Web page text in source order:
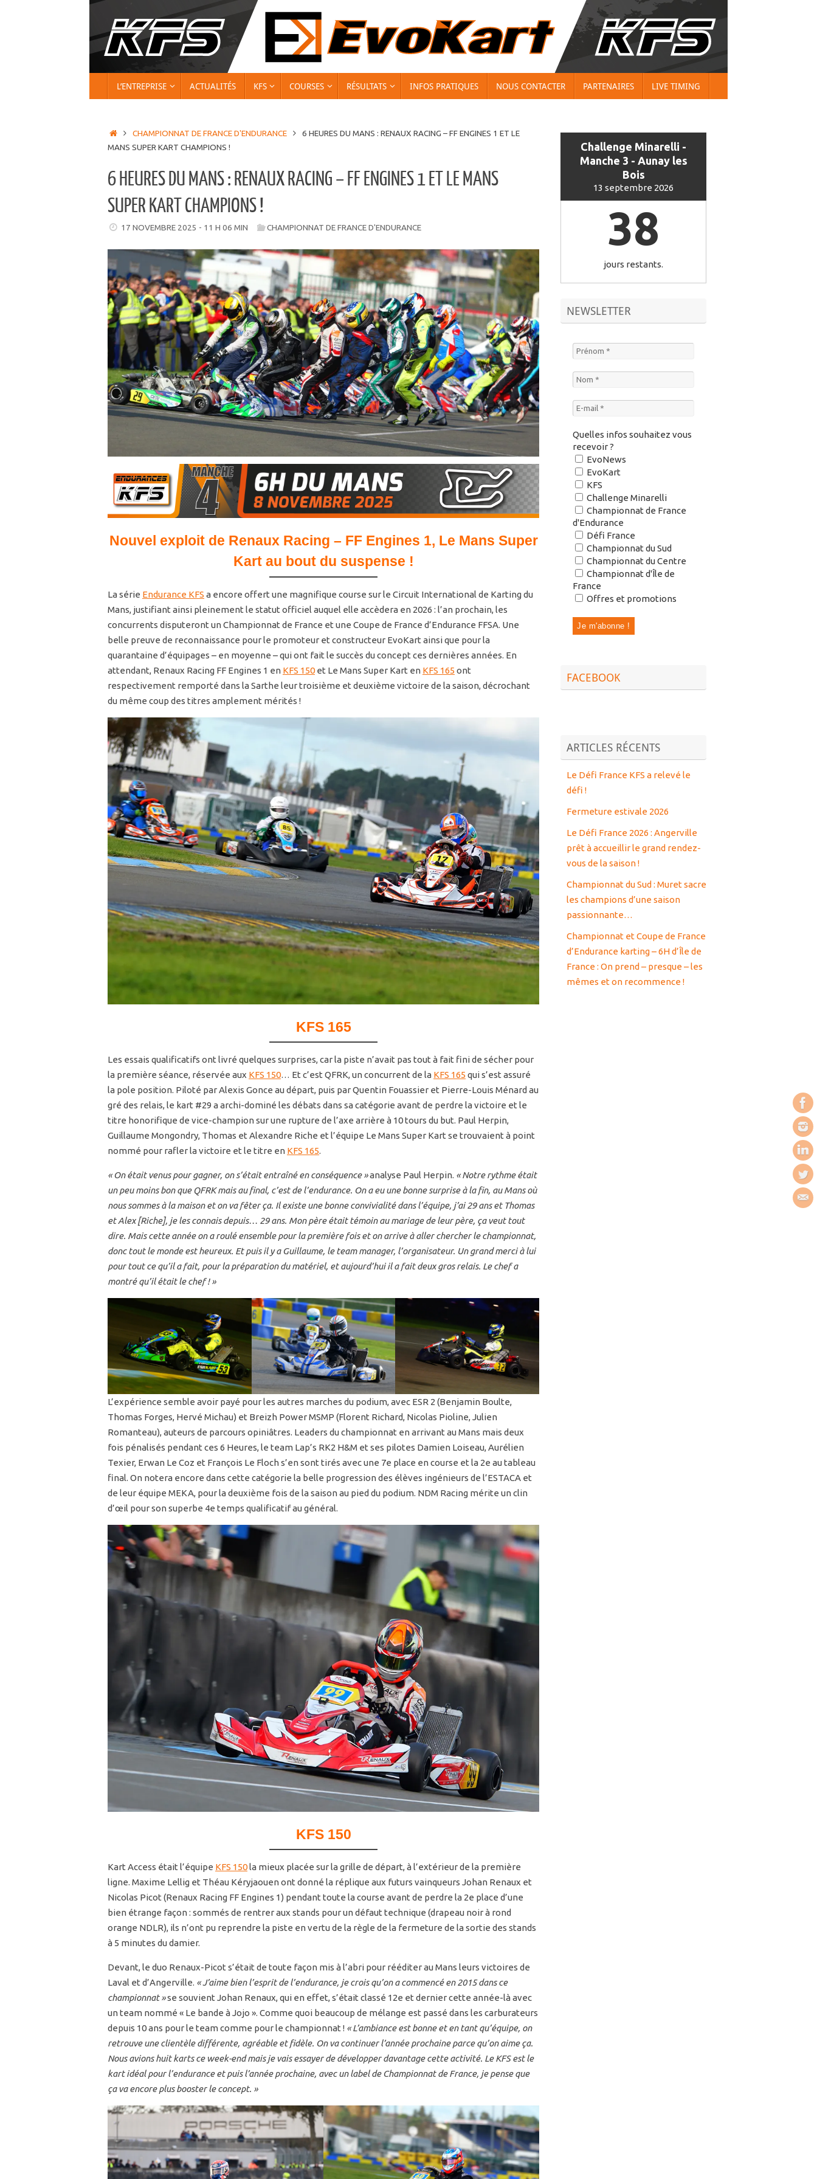
L’ENTREPRISE ACTUALITÉS KFS COURSES RÉSULTATS INFOS PRATIQUES NOUS CONTACTER PARTENAIRES LIVE TIMING
ACCUEIL
CHAMPIONNAT DE FRANCE D'ENDURANCE
6 HEURES DU MANS : RENAUX RACING – FF ENGINES 1 ET LE
MANS SUPER KART CHAMPIONS !
6 HEURES DU MANS : RENAUX RACING – FF ENGINES 1 ET LE MANS
SUPER KART CHAMPIONS !
17 NOVEMBRE 2025 - 11 H 06 MIN CHAMPIONNAT DE FRANCE D'ENDURANCE
Nouvel exploit de Renaux Racing – FF Engines 1, Le Mans Super
Kart au bout du suspense !
La série Endurance KFS a encore offert une magnifique course sur le Circuit International de Karting du
Mans, justifiant ainsi pleinement le statut officiel auquel elle accèdera en 2026 : l’an prochain, les
concurrents disputeront un Championnat de France et une Coupe de France d’Endurance FFSA. Une
belle preuve de reconnaissance pour le promoteur et constructeur EvoKart ainsi que pour la
quarantaine d’équipages – en moyenne – qui ont fait le succès du concept ces dernières années. En
attendant, Renaux Racing FF Engines 1 en KFS 150 et Le Mans Super Kart en KFS 165 ont
respectivement remporté dans la Sarthe leur troisième et deuxième victoire de la saison, décrochant
du même coup des titres amplement mérités !
KFS 165
Les essais qualificatifs ont livré quelques surprises, car la piste n’avait pas tout à fait fini de sécher pour
la première séance, réservée aux KFS 150… Et c’est QFRK, un concurrent de la KFS 165 qui s’est assuré
la pole position. Piloté par Alexis Gonce au départ, puis par Quentin Fouassier et Pierre-Louis Ménard au
gré des relais, le kart #29 a archi-dominé les débats dans sa catégorie avant de perdre la victoire et le
titre honorifique de vice-champion sur une rupture de l’axe arrière à 10 tours du but. Paul Herpin,
Guillaume Mongondry, Thomas et Alexandre Riche et l’équipe Le Mans Super Kart se trouvaient à point
nommé pour rafler la victoire et le titre en KFS 165.
« On était venus pour gagner, on s’était entraîné en conséquence »analyse Paul Herpin. « Notre rythme était
un peu moins bon que QFRK mais au final, c’est de l’endurance. On a eu une bonne surprise à la fin, au Mans où
nous sommes à la maison et on va fêter ça. Il existe une bonne convivialité dans l’équipe, j’ai 29 ans et Thomas
et Alex [Riche], je les connais depuis… 29 ans. Mon père était témoin au mariage de leur père, ça veut tout
dire. Mais cette année on a roulé ensemble pour la première fois et on arrive à aller chercher le championnat,
donc tout le monde est heureux. Et puis il y a Guillaume, le team manager, l’organisateur. Un grand merci à lui
pour tout ce qu’il a fait, pour la préparation du matériel, et aujourd’hui il a fait deux gros relais. Le chef a
montré qu’il était le chef ! »
L’expérience semble avoir payé pour les autres marches du podium, avec ESR 2 (Benjamin Boulte,
Thomas Forges, Hervé Michau) et Breizh Power MSMP (Florent Richard, Nicolas Pioline, Julien
Romanteau), auteurs de parcours opiniâtres. Leaders du championnat en arrivant au Mans mais deux
fois pénalisés pendant ces 6 Heures, le team Lap’s RK2 H&M et ses pilotes Damien Loiseau, Aurélien
Texier, Erwan Le Coz et François Le Floch s’en sont tirés avec une 7e place en course et la 2e au tableau
final. On notera encore dans cette catégorie la belle progression des élèves ingénieurs de l’ESTACA et
de leur équipe MEKA, pour la deuxième fois de la saison au pied du podium. NDM Racing mérite un clin
d’œil pour son superbe 4e temps qualificatif au général.
KFS 150
Kart Access était l’équipe KFS 150la mieux placée sur la grille de départ, à l’extérieur de la première
ligne. Maxime Lellig et Théau Kéryjaouen ont donné la réplique aux futurs vainqueurs Johan Renaux et
Nicolas Picot (Renaux Racing FF Engines 1) pendant toute la course avant de perdre la 2e place d’une
bien étrange façon : sommés de rentrer aux stands pour un défaut technique (drapeau noir à rond
orange NDLR), ils n’ont pu reprendre la piste en vertu de la règle de la fermeture de la sortie des stands
à 5 minutes du damier.
Devant, le duo Renaux-Picot s’était de toute façon mis à l’abri pour rééditer au Mans leurs victoires de
Laval et d’Angerville. « J’aime bien l’esprit de l’endurance, je crois qu’on a commencé en 2015 dans ce
championnat »se souvient Johan Renaux, qui en effet, s’était classé 12e et dernier cette année-là avec
un team nommé « Le bande à Jojo ». Comme quoi beaucoup de mélange est passé dans les carburateurs
depuis 10 ans pour le team comme pour le championnat ! « L’ambiance est bonne et en tant qu’équipe, on
retrouve une clientèle différente, agréable et fidèle. On va continuer l’année prochaine parce qu’on aime ça.
Nous avions huit karts ce week-end mais je vais essayer de développer davantage cette activité. Le KFS est le
kart idéal pour l’endurance et puis l’année prochaine, avec un label de Championnat de France, je pense que
ça va encore plus booster le concept. »
Challenge Minarelli -
Manche 3 - Aunay les
Bois
13 septembre 2026
38
jours restants.
NEWSLETTER
Quelles infos souhaitez vous
recevoir ?
EvoNews
EvoKart
KFS
Challenge Minarelli
Championnat de France
d'Endurance
Défi France
Championnat du Sud
Championnat du Centre
Championnat d'Île de
France
Offres et promotions
FACEBOOK
ARTICLES RÉCENTS
Le Défi France KFS a relevé le
défi !
Fermeture estivale 2026
Le Défi France 2026 : Angerville
prêt à accueillir le grand rendez-
vous de la saison !
Championnat du Sud : Muret sacre
les champions d’une saison
passionnante…
Championnat et Coupe de France
d’Endurance karting – 6H d’Île de
France : On prend – presque – les
mêmes et on recommence !